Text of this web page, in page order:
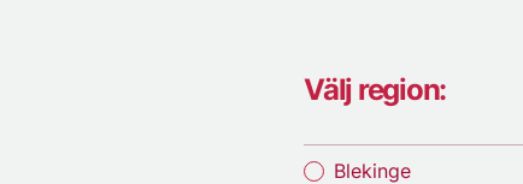
Välj region:
Blekinge